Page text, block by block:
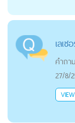
เลเซ
คำถา
27/8/